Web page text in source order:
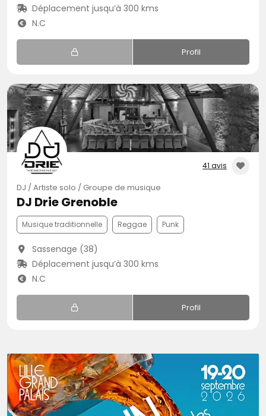
Déplacement jusqu’à 300 kms
N.C
Profil
41 avis
DJ / Artiste solo / Groupe de musique
DJ Drie Grenoble
Musique traditionnelle Reggae Punk
Sassenage (38)
Déplacement jusqu’à 300 kms
N.C
Profil